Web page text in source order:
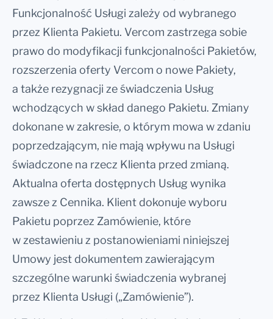
Funkcjonalność Usługi zależy od wybranego
przez Klienta Pakietu. Vercom zastrzega sobie
prawo do modyfikacji funkcjonalności Pakietów,
rozszerzenia oferty Vercom o nowe Pakiety,
a także rezygnacji ze świadczenia Usług
wchodzących w skład danego Pakietu. Zmiany
dokonane w zakresie, o którym mowa w zdaniu
poprzedzającym, nie mają wpływu na Usługi
świadczone na rzecz Klienta przed zmianą.
Aktualna oferta dostępnych Usług wynika
zawsze z Cennika. Klient dokonuje wyboru
Pakietu poprzez Zamówienie, które
w zestawieniu z postanowieniami niniejszej
Umowy jest dokumentem zawierającym
szczególne warunki świadczenia wybranej
przez Klienta Usługi („Zamówienie”).